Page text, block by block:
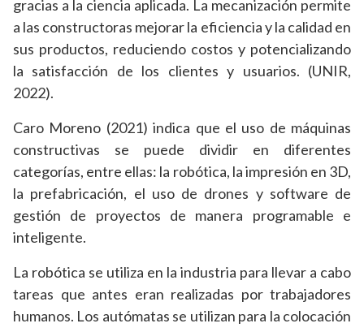
gracias a la ciencia aplicada. La mecanización permite
a las constructoras mejorar la eficiencia y la calidad en
sus productos, reduciendo costos y potencializando
la satisfacción de los clientes y usuarios. (UNIR,
2022).
Caro Moreno (2021) indica que el uso de máquinas
constructivas se puede dividir en diferentes
categorías, entre ellas: la robótica, la impresión en 3D,
la prefabricación, el uso de drones y software de
gestión de proyectos de manera programable e
inteligente.
La robótica se utiliza en la industria para llevar a cabo
tareas que antes eran realizadas por trabajadores
humanos. Los autómatas se utilizan para la colocación